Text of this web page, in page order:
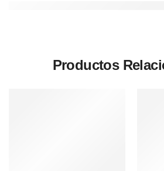
Productos